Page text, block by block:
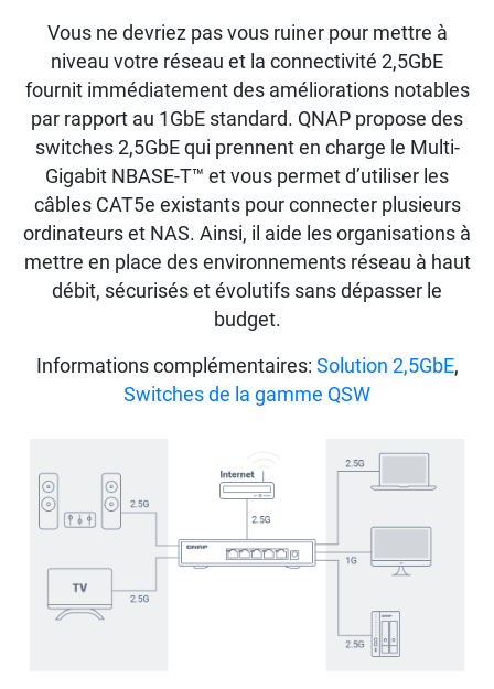
Vous ne devriez pas vous ruiner pour mettre à
niveau votre réseau et la connectivité 2,5GbE
fournit immédiatement des améliorations notables
par rapport au 1GbE standard. QNAP propose des
switches 2,5GbE qui prennent en charge le Multi-
Gigabit NBASE-T™ et vous permet d’utiliser les
câbles CAT5e existants pour connecter plusieurs
ordinateurs et NAS. Ainsi, il aide les organisations à
mettre en place des environnements réseau à haut
débit, sécurisés et évolutifs sans dépasser le
budget.
Informations complémentaires: Solution 2,5GbE,
Switches de la gamme QSW